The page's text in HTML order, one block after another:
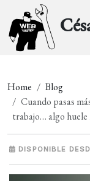
Home
Blog
Cuando pasas
trabajo… algo huele
DISPONIBLE